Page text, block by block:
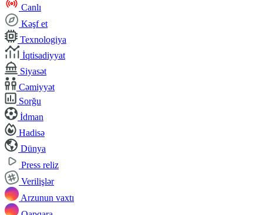
Canlı
Kəşf et
Texnologiya
İqtisadiyyat
Siyasət
Cəmiyyət
Sorğu
İdman
Hadisə
Dünya
Press reliz
Verilişlər
Arzunun vaxtı